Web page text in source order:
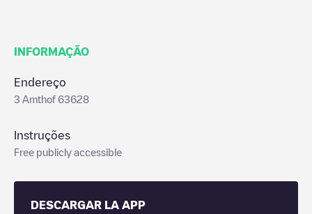
INFORMAÇÃO
Endereço
3 Amthof 63628
Instruções
Free publicly accessible
DESCARGAR LA APP